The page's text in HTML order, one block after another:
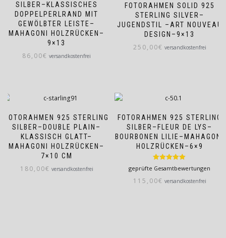
SILBER–KLASSISCHES
DOPPELPERLRAND MIT
GEWÖLBTER LEISTE–
MAHAGONI HOLZRÜCKEN–
9×13
86,00€ versandkostenfrei
FOTORAHMEN SOLID 925
STERLING SILVER–
JUGENDSTIL –ART NOUVEAU
DESIGN–9×13
250,00€ versandkostenfrei
FOTORAHMEN 925 STERLING
SILBER–DOUBLE PLAIN–
KLASSISCH GLATT–
MAHAGONI HOLZRÜCKEN–
7×10 CM
180,00€ versandkostenfrei
FOTORAHMEN 925 STERLING
SILBER–FLEUR DE LYS–
BOURBONEN LILIE–MAHAGONI
HOLZRÜCKEN–6×9
Bewertet mit
5.00von 5
geprüfte Gesamtbewertungen
115,00€ versandkostenfrei